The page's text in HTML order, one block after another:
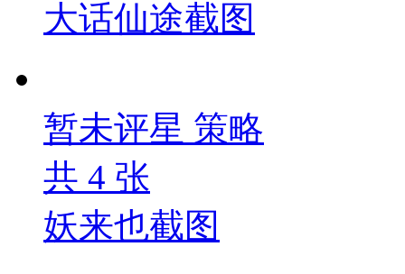
大话仙途截图
暂未评星 策略
共 4 张
妖来也截图